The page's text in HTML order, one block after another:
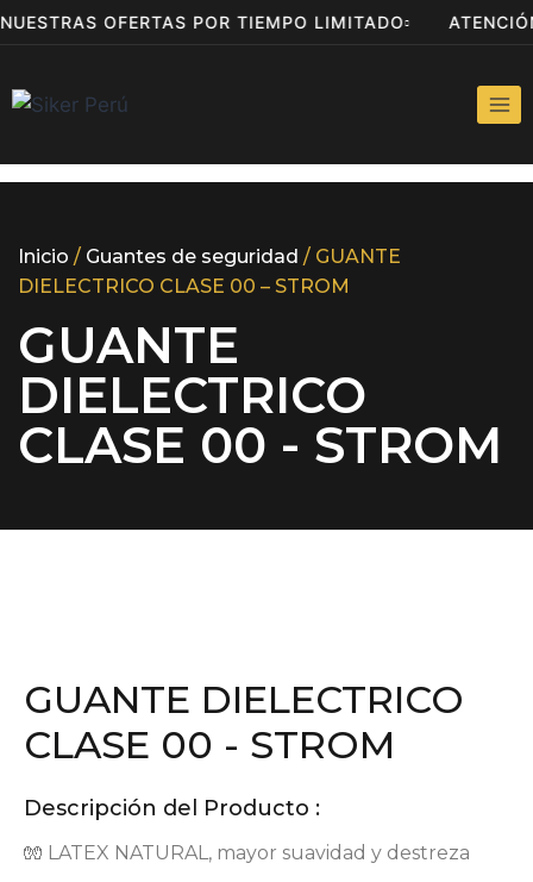
NUESTRAS OFERTAS POR TIEMPO LIMITADO
Inicio / Guantes de seguridad / GUANTE
DIELECTRICO CLASE 00 – STROM
GUANTE
DIELECTRICO
CLASE 00 - STROM
GUANTE DIELECTRICO
CLASE 00 - STROM
Descripción del Producto :
🧤 LATEX NATURAL, mayor suavidad y destreza